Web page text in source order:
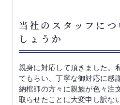
当社のスタッフに
しょうか
親身に対応して頂きました。
てもらい、丁寧な御対応に感
納棺師の方々に親族が色々注
取らせたことに大変申し訳な